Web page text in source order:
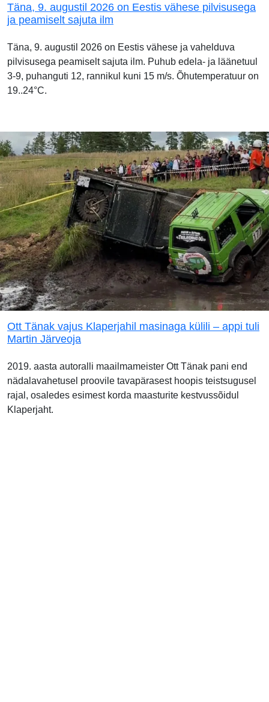
Täna, 9. augustil 2026 on Eestis vähese pilvisusega
ja peamiselt sajuta ilm
Täna, 9. augustil 2026 on Eestis vähese ja vahelduva
pilvisusega peamiselt sajuta ilm. Puhub edela- ja läänetuul
3-9, puhanguti 12, rannikul kuni 15 m/s. Õhutemperatuur on
19..24°C.
Ott Tänak vajus Klaperjahil masinaga külili – appi tuli
Martin Järveoja
2019. aasta autoralli maailmameister Ott Tänak pani end
nädalavahetusel proovile tavapärasest hoopis teistsugusel
rajal, osaledes esimest korda maasturite kestvussõidul
Klaperjaht.